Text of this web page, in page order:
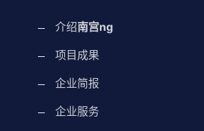
介绍南宫ng
项目成果
企业简报
企业服务